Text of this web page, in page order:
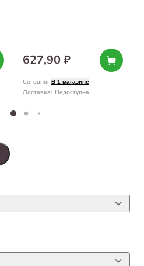
627,90 ₽
Сегодня: В 1 магазине
Доставка: Недоступна